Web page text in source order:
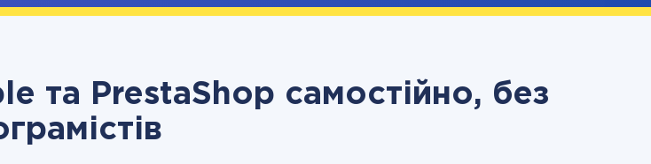
та PrestaShop самостійно, без